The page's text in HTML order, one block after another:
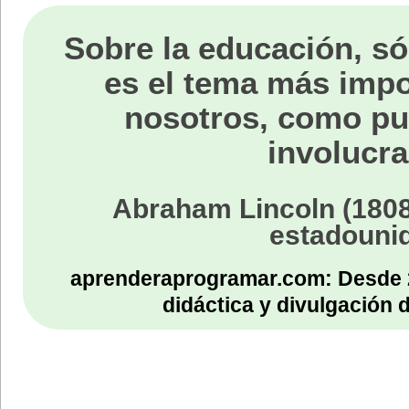
Sobre la educación,
es el tema más
nosotros, como
Abraham Lincoln
aprenderaprogramar.com:
didáctica y divulgación